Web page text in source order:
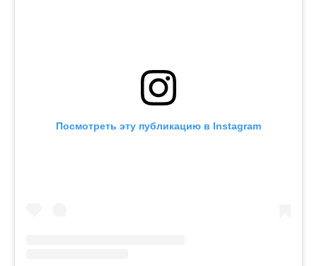
Посмотреть эту публикацию в Instagram